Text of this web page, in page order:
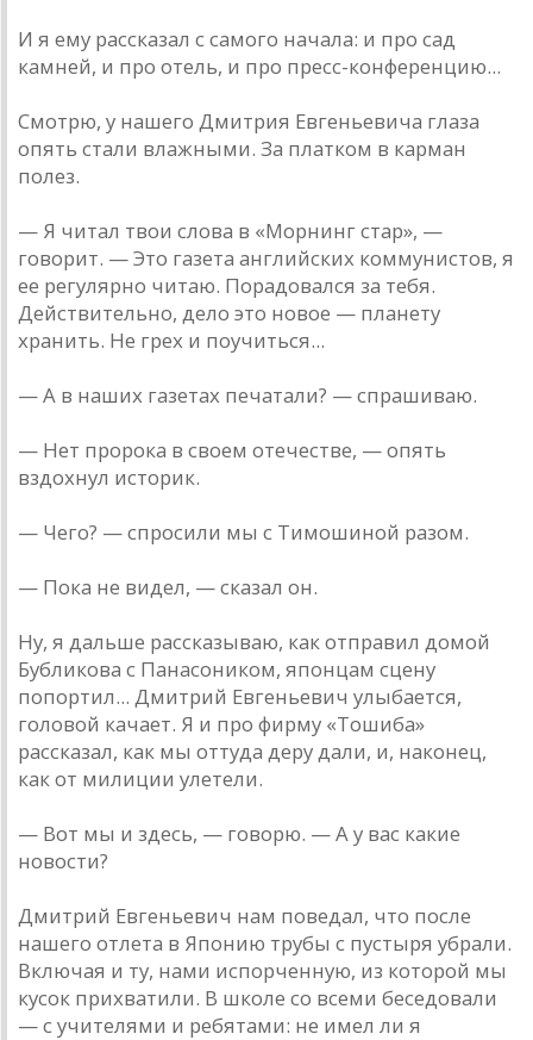
И я ему рассказал с самого начала: и про сад
камней, и про отель, и про пресс-конференцию...
Смотрю, у нашего Дмитрия Евгеньевича глаза
опять стали влажными. За платком в карман
полез.
— Я читал твои слова в «Морнинг стар», —
говорит. — Это газета английских коммунистов, я
ее регулярно читаю. Порадовался за тебя.
Действительно, дело это новое — планету
хранить. Не грех и поучиться...
— А в наших газетах печатали? — спрашиваю.
— Нет пророка в своем отечестве, — опять
вздохнул историк.
— Чего? — спросили мы с Тимошиной разом.
— Пока не видел, — сказал он.
Ну, я дальше рассказываю, как отправил домой
Бубликова с Панасоником, японцам сцену
попортил... Дмитрий Евгеньевич улыбается,
головой качает. Я и про фирму «Тошиба»
рассказал, как мы оттуда деру дали, и, наконец,
как от милиции улетели.
— Вот мы и здесь, — говорю. — А у вас какие
новости?
Дмитрий Евгеньевич нам поведал, что после
нашего отлета в Японию трубы с пустыря убрали.
Включая и ту, нами испорченную, из которой мы
кусок прихватили. В школе со всеми беседовали
— с учителями и ребятами: не имел ли я